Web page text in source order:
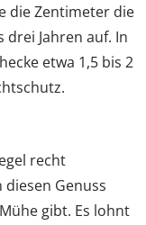
die Zentimeter die
Jahren auf. In
etwa 1,5 bis 2
recht
Genuss
gibt. Es lohnt